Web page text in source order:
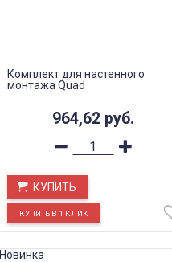
Комплект для настенного
монтажа Quad
964,62 руб.
КУПИТЬ
Новинка